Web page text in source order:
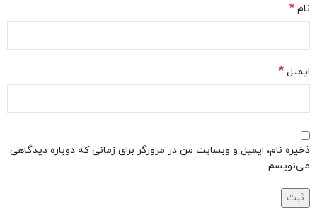
نام *
ایمیل *
ذخیره نام، ایمیل و وبسایت من در مرورگر برای زمانی که دوباره دیدگاهی
می‌نویسم.